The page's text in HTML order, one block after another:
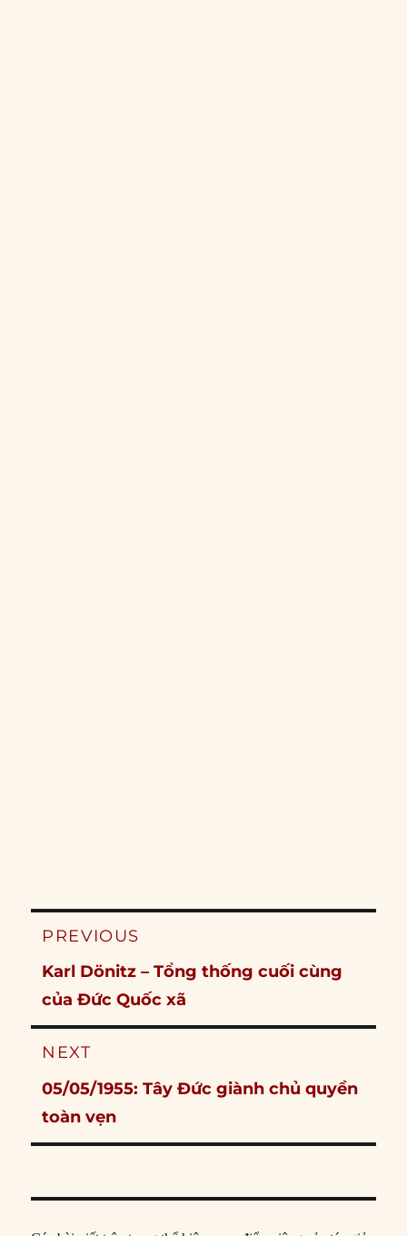
Post
PREVIOUS
Previous
post:
Karl Dönitz – Tổng thống cuối cùng
của Đức Quốc xã
NEXT
Next
post:
05/05/1955: Tây Đức giành chủ quyền
toàn vẹn